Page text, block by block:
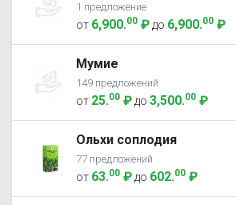
1 предложение
от 6,900.00 ₽ до 6,900.00 ₽
Мумие
149 предложений
от 25.00 ₽ до 3,500.00 ₽
Ольхи соплодия
77 предложений
от 63.00 ₽ до 602.00 ₽